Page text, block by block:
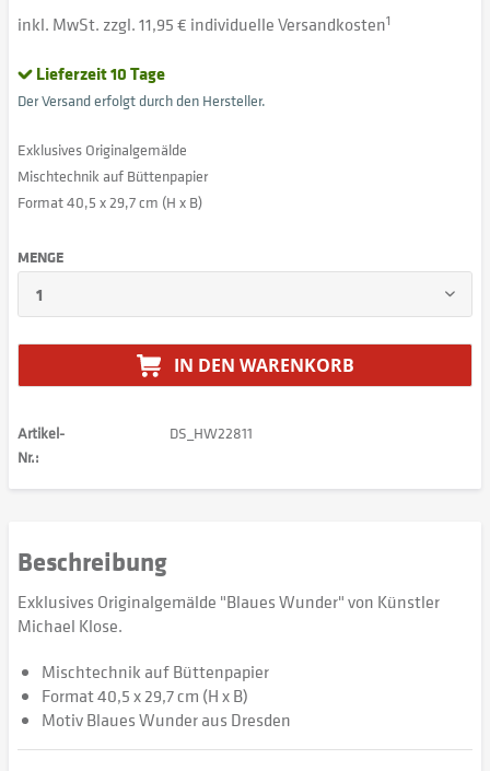
inkl. MwSt. zzgl. 11,95 € individuelle Versandkosten1
Lieferzeit 10 Tage
Der Versand erfolgt durch den Hersteller.
Exklusives Originalgemälde
Mischtechnik auf Büttenpapier
Format 40,5 x 29,7 cm (H x B)
MENGE
IN DEN WARENKORB
Artikel-
Nr.:
DS_HW22811
Beschreibung
Exklusives Originalgemälde "Blaues Wunder" von Künstler
Michael Klose.
Mischtechnik auf Büttenpapier
Format 40,5 x 29,7 cm (H x B)
Motiv Blaues Wunder aus Dresden